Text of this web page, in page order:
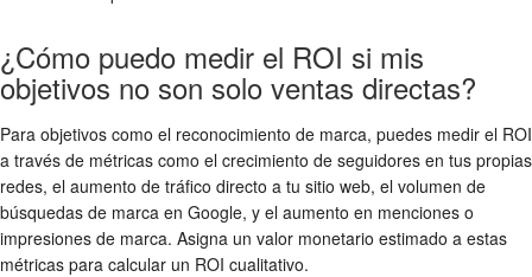
¿Cómo puedo medir el ROI si mis
objetivos no son solo ventas directas?
Para objetivos como el reconocimiento de marca, puedes medir el ROI
a través de métricas como el crecimiento de seguidores en tus propias
redes, el aumento de tráfico directo a tu sitio web, el volumen de
búsquedas de marca en Google, y el aumento en menciones o
impresiones de marca. Asigna un valor monetario estimado a estas
métricas para calcular un ROI cualitativo.